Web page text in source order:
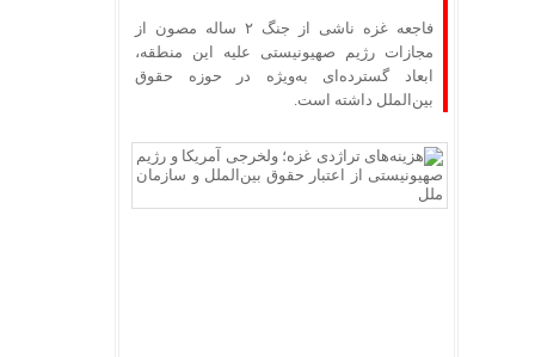
فاجعه غزه ناشی از جنگ ۲ ساله مصون از
مجازات رژیم صهیونیستی علیه این منطقه،
ابعاد گسترده‌ای به‌ویژه در حوزه حقوق
بین‌الملل داشته است.